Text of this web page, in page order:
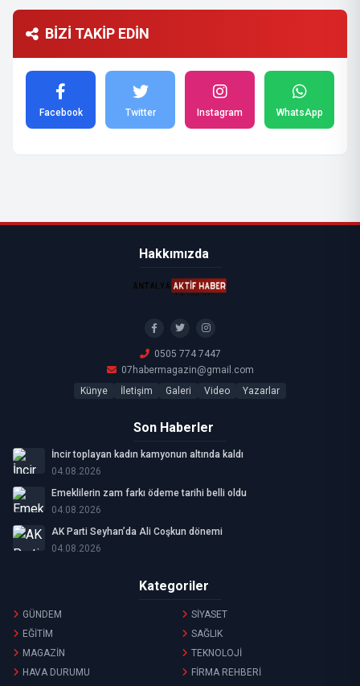
BİZİ TAKİP EDİN
Facebook Twitter Instagram WhatsApp
Hakkımızda
0505 774 7447
07habermagazin@gmail.com
Künye
İletişim Galeri Video Yazarlar
Son Haberler
İncir toplayan kadın kamyonun altında kaldı
04.08.2026
Emeklilerin zam farkı ödeme tarihi belli oldu
04.08.2026
AK Parti Seyhan’da Ali Coşkun dönemi
04.08.2026
Kategoriler
GÜNDEM
SİYASET
EĞİTİM
SAĞLIK
MAGAZİN
TEKNOLOJİ
HAVA DURUMU
FİRMA REHBERİ